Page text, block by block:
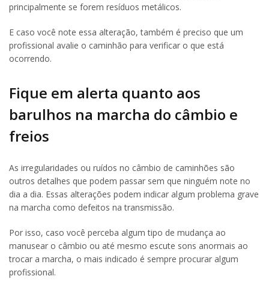
principalmente se forem resíduos metálicos.
E caso você note essa alteração, também é preciso que um
profissional avalie o caminhão para verificar o que está
ocorrendo.
Fique em alerta quanto aos
barulhos na marcha do câmbio e
freios
As irregularidades ou ruídos no câmbio de caminhões são
outros detalhes que podem passar sem que ninguém note no
dia a dia. Essas alterações podem indicar algum problema grave
na marcha como defeitos na transmissão.
Por isso, caso você perceba algum tipo de mudança ao
manusear o câmbio ou até mesmo escute sons anormais ao
trocar a marcha, o mais indicado é sempre procurar algum
profissional.